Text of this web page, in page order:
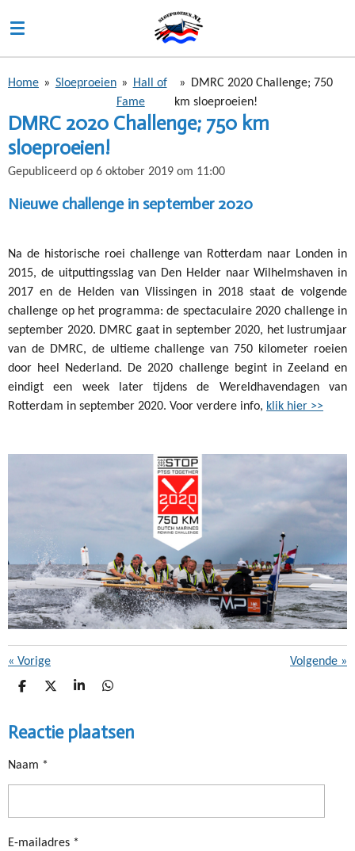
direct
naar
hoofdinhoud
Home » Sloeproeien »
Hall of
Fame
»
DMRC 2020 Challenge; 750
km sloeproeien!
DMRC 2020 Challenge; 750 km
sloeproeien!
Gepubliceerd op 6 oktober 2019 om 11:00
Nieuwe challenge in september 2020
Na de historische roei challenge van Rotterdam naar Londen in
2015, de uitputtingsslag van Den Helder naar Wilhelmshaven in
2017 en de Helden van Vlissingen in 2018 staat de volgende
challenge op het programma: de spectaculaire 2020 challenge in
september 2020. DMRC gaat in september 2020, het lustrumjaar
van de DMRC, de ultieme challenge van 750 kilometer roeien
door heel Nederland. De 2020 challenge begint in Zeeland en
eindigt een week later tijdens de Wereldhavendagen van
Rotterdam in september 2020. Voor verdere info, klik hier >>
« Vorige Volgende »
D
E
N
D
L
S
R
E
D
E
N
Reactie plaatsen
Naam *
E-mailadres *